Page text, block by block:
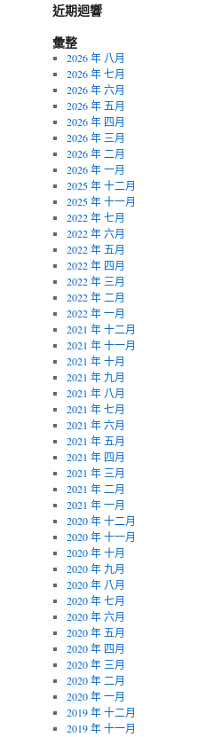
近期迴響
彙整
2026 年 八月
2026 年 七月
2026 年 六月
2026 年 五月
2026 年 四月
2026 年 三月
2026 年 二月
2026 年 一月
2025 年 十二月
2025 年 十一月
2022 年 七月
2022 年 六月
2022 年 五月
2022 年 四月
2022 年 三月
2022 年 二月
2022 年 一月
2021 年 十二月
2021 年 十一月
2021 年 十月
2021 年 九月
2021 年 八月
2021 年 七月
2021 年 六月
2021 年 五月
2021 年 四月
2021 年 三月
2021 年 二月
2021 年 一月
2020 年 十二月
2020 年 十一月
2020 年 十月
2020 年 九月
2020 年 八月
2020 年 七月
2020 年 六月
2020 年 五月
2020 年 四月
2020 年 三月
2020 年 二月
2020 年 一月
2019 年 十二月
2019 年 十一月